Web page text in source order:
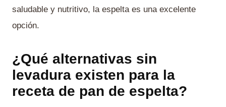
saludable y nutritivo, la espelta es una excelente
opción.
¿Qué alternativas sin
levadura existen para la
receta de pan de espelta?